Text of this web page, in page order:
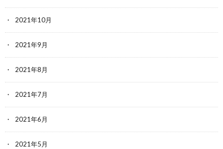
2021年10月
2021年9月
2021年8月
2021年7月
2021年6月
2021年5月